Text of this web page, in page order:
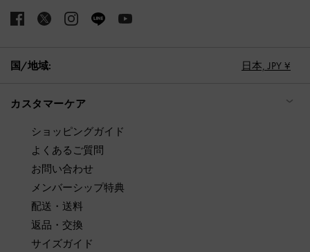
国/地域: 日本, JPY ¥
カスタマーケア
ショッピングガイド
よくあるご質問
お問い合わせ
メンバーシップ特典
配送・送料
返品・交換
サイズガイド